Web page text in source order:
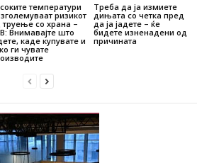
температури
ризикот
труење со храна –
Внимавајте што
каде купувате и
ги чувате
Треба да ја измиете
дињата со четка пред
да ја јадете – ќе
бидете изненадени од
причината